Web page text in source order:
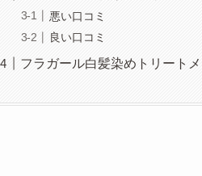
悪い口コミ
良い口コミ
フラガール白髪染めトリート